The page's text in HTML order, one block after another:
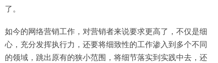
了。
如今的网络营销工作，对营销者来说要求更高了，不仅是细
心，充分发挥执行力，还要将细致性的工作渗入到多个不同
的领域，跳出原有的狭小范围，将细节落实到实践中去，还